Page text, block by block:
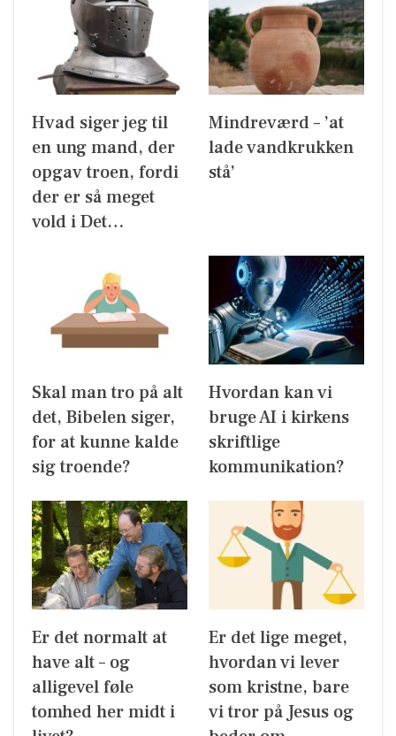
Hvad siger jeg til
en ung mand, der
opgav troen, fordi
der er så meget
vold i Det…
Mindreværd – ’at
lade vandkrukken
stå’
Skal man tro på alt
det, Bibelen siger,
for at kunne kalde
sig troende?
Hvordan kan vi
bruge AI i kirkens
skriftlige
kommunikation?
Er det normalt at
have alt – og
alligevel føle
tomhed her midt i
Er det lige meget,
hvordan vi lever
som kristne, bare
vi tror på Jesus og